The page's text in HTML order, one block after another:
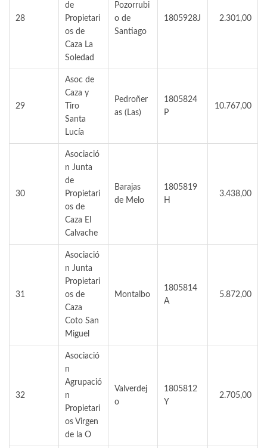
28
de
Propietari
os de
Caza La
Soledad
Pozorrubi
o de
Santiago
1805928J 2.301,00
29
Asoc de
Caza y
Tiro
Santa
Lucía
Pedroñer
as (Las)
1805824
P
10.767,00
30
Asociació
n Junta
de
Propietari
os de
Caza El
Calvache
Barajas
de Melo
1805819
H
3.438,00
31
Asociació
n Junta
Propietari
os de
Caza
Coto San
Miguel
Montalbo
1805814
A
5.872,00
32
Asociació
n
Agrupació
n
Propietari
os Virgen
de la O
Valverdej
o
1805812
Y
2.705,00